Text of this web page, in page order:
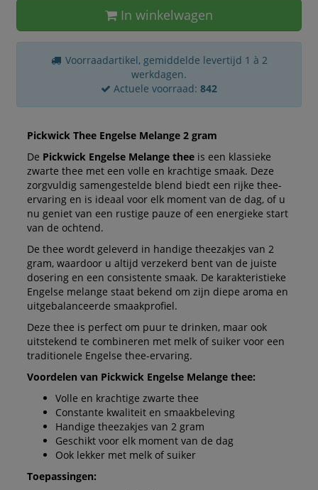
In winkelwagen
Voorraadartikel, gemiddelde levertijd 1 à 2
werkdagen.
Actuele voorraad: 842
Pickwick Thee Engelse Melange 2 gram
De Pickwick Engelse Melange theeis een klassieke
zwarte thee met een volle en krachtige smaak. Deze
zorgvuldig samengestelde blend biedt een rijke thee-
ervaring en is ideaal voor elk moment van de dag, of u
nu geniet van een rustige pauze of een energieke start
van de ochtend.
De thee wordt geleverd in handige theezakjes van 2
gram, waardoor u altijd verzekerd bent van de juiste
dosering en een consistente smaak. De karakteristieke
Engelse melange staat bekend om zijn diepe aroma en
uitgebalanceerde smaakprofiel.
Deze thee is perfect om puur te drinken, maar ook
uitstekend te combineren met melk of suiker voor een
traditionele Engelse thee-ervaring.
Voordelen van Pickwick Engelse Melange thee:
Volle en krachtige zwarte thee
Constante kwaliteit en smaakbeleving
Handige theezakjes van 2 gram
Geschikt voor elk moment van de dag
Ook lekker met melk of suiker
Toepassingen: